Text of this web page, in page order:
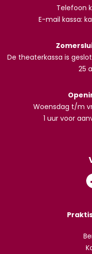
Telefoon
E-mail kassa:
De theaterkassa is
25
Woensdag t/m
1 uur voor